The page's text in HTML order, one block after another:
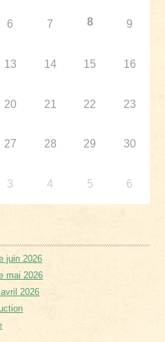
6 7 8 9
13 14 15 16
20 21 22 23
27 28 29 30
3 4 5 6
juin 2026
mai 2026
2026